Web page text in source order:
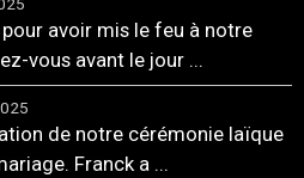
avoir mis le feu à notre
vous avant le jour ...
de notre cérémonie laïque
Franck a ...